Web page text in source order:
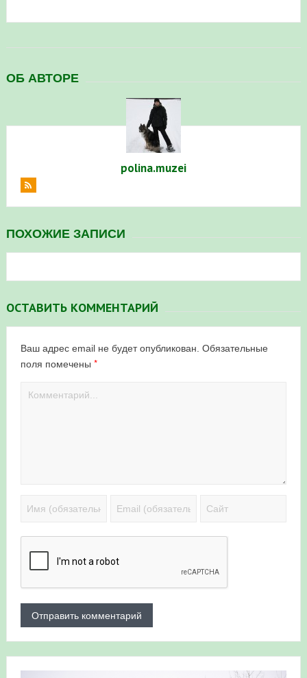
ОБ АВТОРЕ
polina.muzei
ПОХОЖИЕ ЗАПИСИ
ОСТАВИТЬ КОММЕНТАРИЙ
Ваш адрес email не будет опубликован. Обязательные
поля помечены *